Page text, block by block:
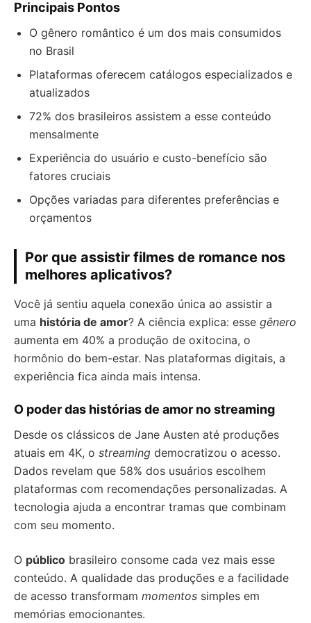
Principais Pontos
O gênero romântico é um dos mais consumidos
no Brasil
Plataformas oferecem catálogos especializados e
atualizados
72% dos brasileiros assistem a esse conteúdo
mensalmente
Experiência do usuário e custo-benefício são
fatores cruciais
Opções variadas para diferentes preferências e
orçamentos
Por que assistir filmes de romance nos
melhores aplicativos?
Você já sentiu aquela conexão única ao assistir a
uma história de amor? A ciência explica: esse gênero
aumenta em 40% a produção de oxitocina, o
hormônio do bem-estar. Nas plataformas digitais, a
experiência fica ainda mais intensa.
O poder das histórias de amor no streaming
Desde os clássicos de Jane Austen até produções
atuais em 4K, o streaming democratizou o acesso.
Dados revelam que 58% dos usuários escolhem
plataformas com recomendações personalizadas. A
tecnologia ajuda a encontrar tramas que combinam
com seu momento.
O público brasileiro consome cada vez mais esse
conteúdo. A qualidade das produções e a facilidade
de acesso transformam momentos simples em
memórias emocionantes.